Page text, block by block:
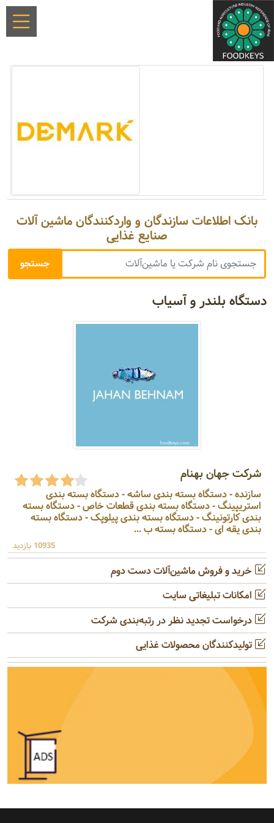
بانک اطلاعات سازندگان و واردکنندگان ماشین آلات
صنایع غذایی
دستگاه بلندر و آسیاب
شرکت جهان بهنام
سازنده - دستگاه بسته بندی ساشه - دستگاه بسته بندی
استریپینگ - دستگاه بسته بندی قطعات خاص - دستگاه بسته
بندی کارتونینگ - دستگاه بسته بندی پیلوپک - دستگاه بسته
بندی یقه ای - دستگاه بسته ب ...
10935 بازدید
خرید و فروش ماشین‌آلات دست دوم
امکانات تبلیغاتی سایت
درخواست تجدید نظر در رتبه‌بندی شرکت
تولیدکنندگان محصولات غذایی